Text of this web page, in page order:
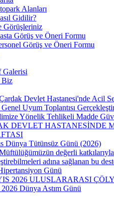
Alanları
Gidilir?
Görüşleriniz
Görüş ve Öneri Formu
Görüş ve Öneri Formu
Galerisi
Biz
Devlet Hastanesi'nde Acil
Uyum Toplantısı
Yönelik Tehlikeli Madde
DEVLET HASTANESİNDE
Dünya Tütünsüz Günü (2026)
değerli
adına sağlanan bu
Günü
2026 ULUSLARARASI
2026 Dünya Astım Günü